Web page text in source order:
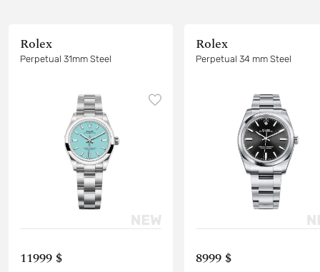
Rolex
Perpetual 31mm Steel
11999 $
Rolex
Perpetual 34 mm Steel
8999 $